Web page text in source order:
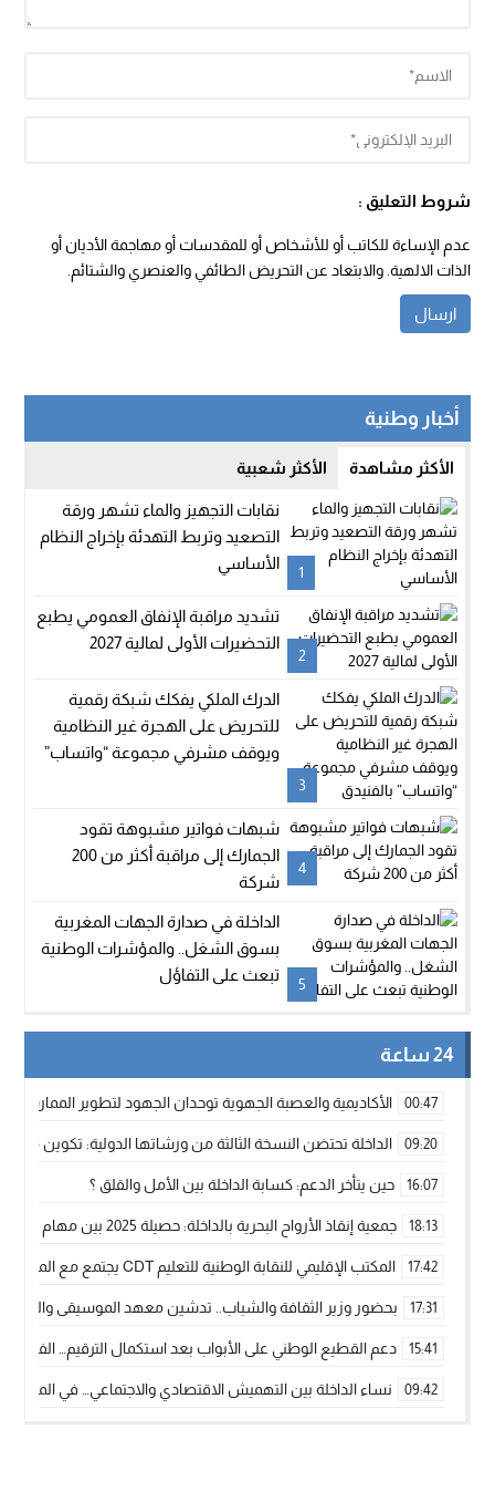
شروط التعليق :
عدم الإساءة للكاتب أو للأشخاص أو للمقدسات أو مهاجمة الأديان أو
الذات الالهية. والابتعاد عن التحريض الطائفي والعنصري والشتائم.
أخبار وطنية
الأكثر مشاهدة الأكثر شعبية
1
نقابات التجهيز والماء تشهر ورقة
التصعيد وتربط التهدئة بإخراج النظام
الأساسي
2
تشديد مراقبة الإنفاق العمومي يطبع
التحضيرات الأولى لمالية 2027
3
الدرك الملكي يفكك شبكة رقمية
للتحريض على الهجرة غير النظامية
ويوقف مشرفي مجموعة “واتساب”
4
شبهات فواتير مشبوهة تقود
الجمارك إلى مراقبة أكثر من 200
شركة
5
الداخلة في صدارة الجهات المغربية
بسوق الشغل.. والمؤشرات الوطنية
تبعث على التفاؤل
24 ساعة
00:47 الأكاديمية والعصبة الجهوية توحدان الجهود لتطوير الممارسة
09:20 الداخلة تحتضن النسخة الثالثة من ورشاتها الدولية: تكوين
16:07 حين يتأخر الدعم: كسابة الداخلة بين الأمل والقلق ؟
18:13 جمعية إنقاذ الأرواح البحرية بالداخلة: حصيلة 2025 بين مهام الإنقاذ ومشروع “دار البحار”
17:42 المكتب الإقليمي للنقابة الوطنية للتعليم CDT يجتمع مع المدير الإقليمي لمناقشة ملفات جوهرية لنساء ورجال التعليم
17:31 بحضور وزير الثقافة والشباب.. تدشين معهد الموسيقى والفنون
15:41 دعم القطيع الوطني على الأبواب بعد استكمال الترقيم…
09:42 نساء الداخلة بين التهميش الاقتصادي والاجتماعي… في المؤسسات